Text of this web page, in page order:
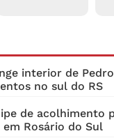
interior de
no sul do RS
de acolhimento
Rosário do Sul